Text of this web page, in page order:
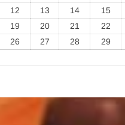
12 13 14 15
19 20 21 22
26 27 28 29